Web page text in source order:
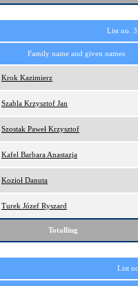
List no.
Family name and given names
Krok Kazimierz
Szabla Krzysztof Jan
Szostak Paweł Krzysztof
Kafel Barbara Anastazja
Kozioł Danuta
Turek Józef Ryszard
Totalling
List